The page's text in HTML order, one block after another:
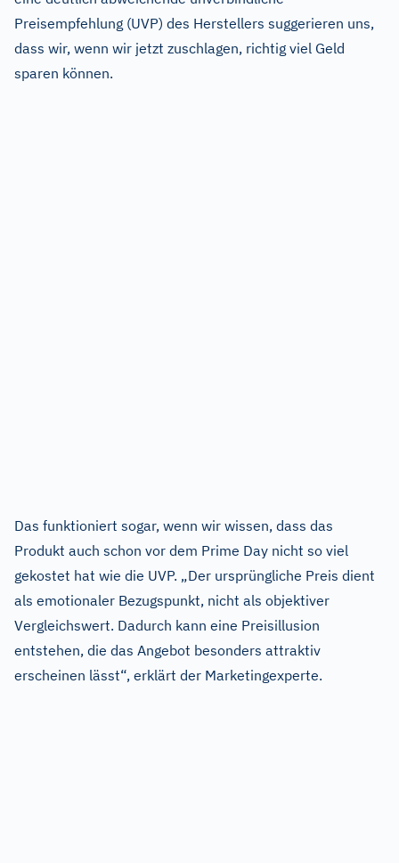
Preisempfehlung (UVP) des Herstellers suggerieren uns,
dass wir, wenn wir jetzt zuschlagen, richtig viel Geld
sparen können.
Das funktioniert sogar, wenn wir wissen, dass das
Produkt auch schon vor dem Prime Day nicht so viel
gekostet hat wie die UVP. „Der ursprüngliche Preis dient
als emotionaler Bezugspunkt, nicht als objektiver
Vergleichswert. Dadurch kann eine Preisillusion
entstehen, die das Angebot besonders attraktiv
erscheinen lässt“, erklärt der Marketingexperte.